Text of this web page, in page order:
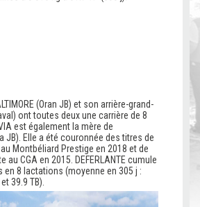
(Oran JB) et son arrière-grand-
ont toutes deux une carrière de 8
est également la mère de
JB). Elle a été couronnée des titres de
Montbéliard Prestige en 2018 et de
au CGA en 2015. DEFERLANTE cumule
en 8 lactations (moyenne en 305 j :
39.9 TB).